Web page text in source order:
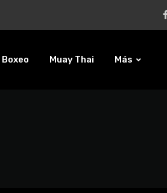
Boxeo Muay Thai Más